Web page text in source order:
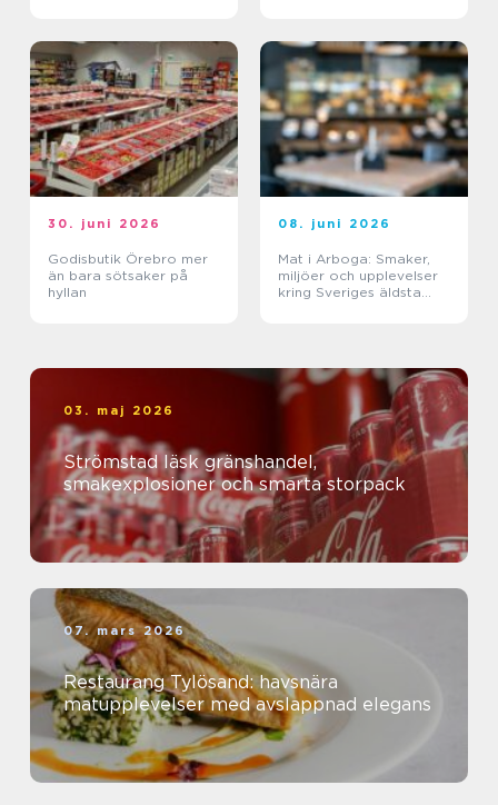
30. juni 2026
Godisbutik Örebro mer
än bara sötsaker på
hyllan
08. juni 2026
Mat i Arboga: Smaker,
miljöer och upplevelser
kring Sveriges äldsta
03. maj 2026
Strömstad läsk gränshandel,
smakexplosioner och smarta storpack
07. mars 2026
Restaurang Tylösand: havsnära
matupplevelser med avslappnad elegans